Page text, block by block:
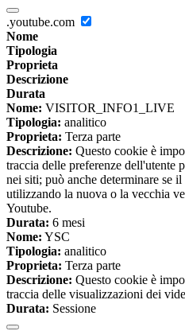
.youtube.com
Nome
Tipologia
Proprieta
Descrizione
Durata
Nome: VISITOR_INFO1_LIVE
Tipologia: analitico
Proprieta: Terza parte
Descrizione: Questo cookie è
traccia delle preferenze dell'utente
nei siti; può anche determinare se
utilizzando la nuova o la vecchia
Youtube.
Durata: 6 mesi
Nome: YSC
Tipologia: analitico
Proprieta: Terza parte
Descrizione: Questo cookie è
traccia delle visualizzazioni dei
Durata: Sessione